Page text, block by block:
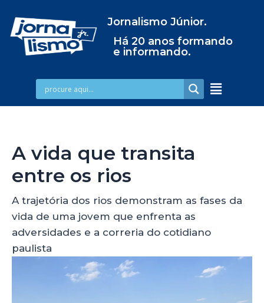
Jornalismo Júnior.
Há 20 anos formando
e informando.
A vida que transita
entre os rios
A trajetória dos rios demonstram as fases da
vida de uma jovem que enfrenta as
adversidades e a correria do cotidiano
paulista